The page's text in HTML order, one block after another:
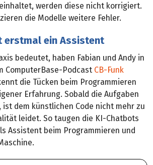
werden diese nicht korrigiert.
die Modelle weitere Fehler.
erstmal ein Assistent
bedeutet, haben Fabian und Andy in
ComputerBase-Podcast CB-Funk
die Tücken beim Programmieren
Erfahrung. Sobald die Aufgaben
ist dem künstlichen Code nicht mehr zu
leidet. So taugen die KI-Chatbots
Assistent beim Programmieren und